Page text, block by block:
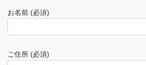
お名前 (必須)
ご住所 (必須)